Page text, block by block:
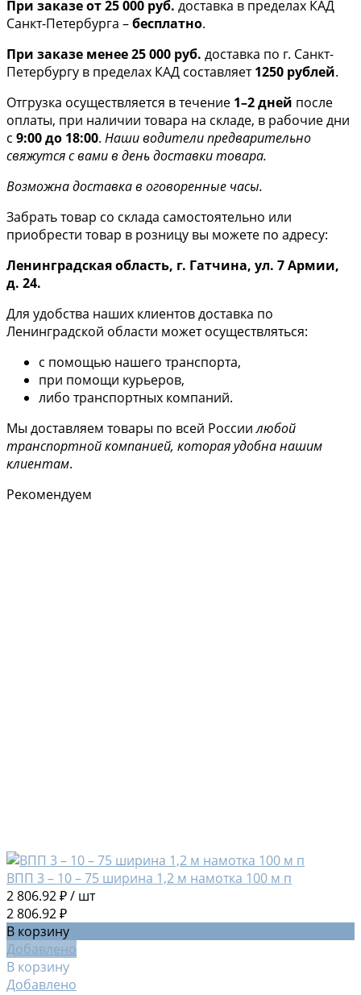
При заказе от 25 000 руб. доставка в пределах КАД
Санкт-Петербурга –бесплатно.
При заказе менее 25 000 руб. доставка по г. Санкт-
Петербургу в пределах КАД составляет1250 рублей.
Отгрузка осуществляется в течение 1–2 дней после
оплаты, при наличии товара на складе, в рабочие дни
с 9:00 до 18:00. Наши водители предварительно
свяжутся с вами в день доставки товара.
Возможна доставка в оговоренные часы.
Забрать товар со склада самостоятельно или
приобрести товар в розницу вы можете по адресу:
Ленинградская область, г. Гатчина, ул. 7 Армии,
д. 24.
Для удобства наших клиентов доставка по
Ленинградской области может осуществляться:
с помощью нашего транспорта,
при помощи курьеров,
либо транспортных компаний.
Мы доставляем товары по всей Россиилюбой
транспортной компанией, которая удобна нашим
клиентам.
Рекомендуем
ВПП 3 – 10 – 75 ширина 1,2 м намотка 100 м п
2 806.92 ₽/ шт
2 806.92 ₽
В корзину
Добавлено
В корзину
Добавлено